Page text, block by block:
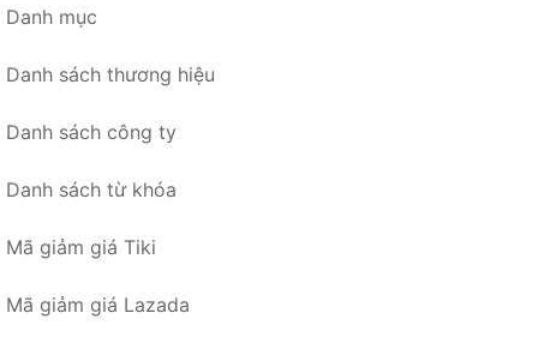
Danh mục
Danh sách thương hiệu
Danh sách công ty
Danh sách từ khóa
Mã giảm giá Tiki
Mã giảm giá Lazada